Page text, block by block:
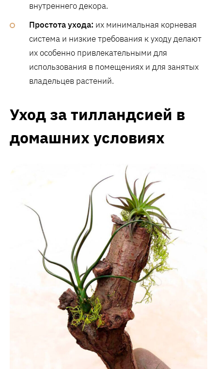
внутреннего декора.
Простота ухода: их минимальная корневая
система и низкие требования к уходу делают
их особенно привлекательными для
использования в помещениях и для занятых
владельцев растений.
Уход за тилландсией в
домашних условиях